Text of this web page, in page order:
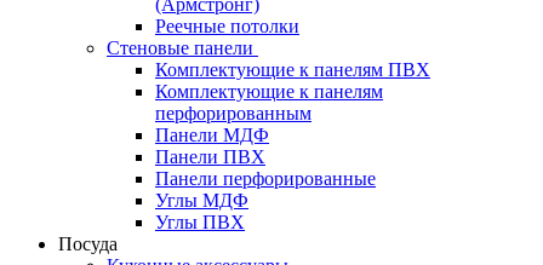
Реечные потолки
Стеновые панели
Комплектующие к панелям ПВХ
Комплектующие к панелям
перфорированным
Панели МДФ
Панели ПВХ
Панели перфорированные
Углы МДФ
Углы ПВХ
Посуда